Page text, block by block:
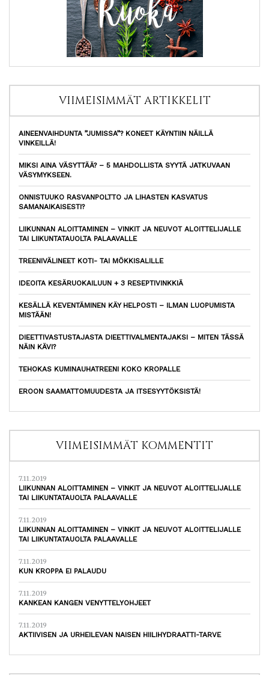
VIIMEISIMMÄT ARTIKKELIT
AINEENVAIHDUNTA ”JUMISSA”? KONEET KÄYNTIIN NÄILLÄ
VINKEILLÄ!
MIKSI AINA VÄSYTTÄÄ? – 5 MAHDOLLISTA SYYTÄ JATKUVAAN
VÄSYMYKSEEN.
ONNISTUUKO RASVANPOLTTO JA LIHASTEN KASVATUS
SAMANAIKAISESTI?
LIIKUNNAN ALOITTAMINEN – VINKIT JA NEUVOT ALOITTELIJALLE
TAI LIIKUNTATAUOLTA PALAAVALLE
TREENIVÄLINEET KOTI- TAI MÖKKISALILLE
IDEOITA KESÄRUOKAILUUN + 3 RESEPTIVINKKIÄ
KESÄLLÄ KEVENTÄMINEN KÄY HELPOSTI – ILMAN LUOPUMISTA
MISTÄÄN!
DIEETTIVASTUSTAJASTA DIEETTIVALMENTAJAKSI – MITEN TÄSSÄ
NÄIN KÄVI?
TEHOKAS KUMINAUHATREENI KOKO KROPALLE
EROON SAAMATTOMUUDESTA JA ITSESYYTÖKSISTÄ!
VIIMEISIMMÄT KOMMENTIT
7.11.2019
LIIKUNNAN ALOITTAMINEN – VINKIT JA NEUVOT ALOITTELIJALLE
TAI LIIKUNTATAUOLTA PALAAVALLE
7.11.2019
LIIKUNNAN ALOITTAMINEN – VINKIT JA NEUVOT ALOITTELIJALLE
TAI LIIKUNTATAUOLTA PALAAVALLE
7.11.2019
KUN KROPPA EI PALAUDU
7.11.2019
KANKEAN KANGEN VENYTTELYOHJEET
7.11.2019
AKTIIVISEN JA URHEILEVAN NAISEN HIILIHYDRAATTI-TARVE